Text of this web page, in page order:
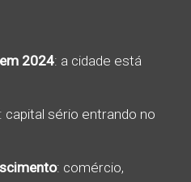
2024: a cidade está
: capital sério entrando no
: comércio,